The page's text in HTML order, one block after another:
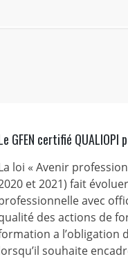
GFEN certifié
loi « Avenir
et 2021) fait
avec
des actions de
a l’obligation
souhaite